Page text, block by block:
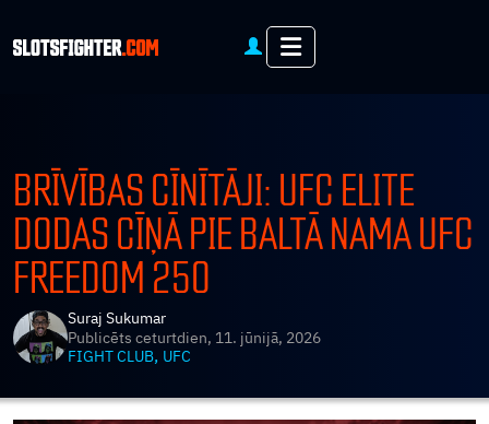
Menu
BRĪVĪBAS CĪNĪTĀJI: UFC ELITE
DODAS CĪŅĀ PIE BALTĀ NAMA UFC
FREEDOM 250
Suraj Sukumar
Publicēts ceturtdien, 11. jūnijā, 2026
FIGHT CLUB, UFC